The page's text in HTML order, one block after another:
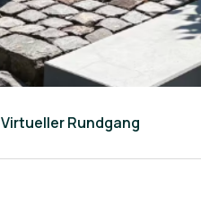
Virtueller Rundgang